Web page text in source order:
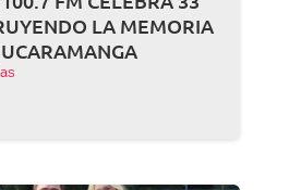
LA MEMORIA